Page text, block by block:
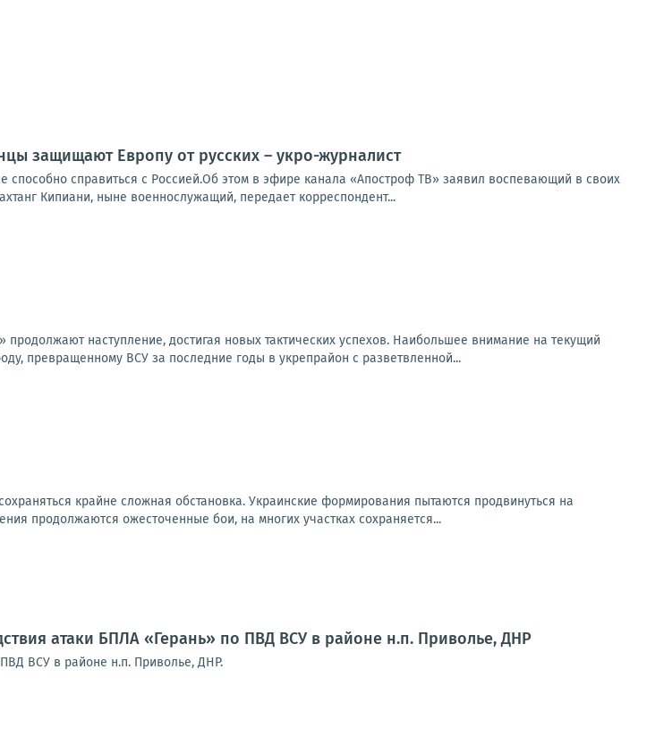
защищают Европу от русских – укро-журналист
способно справиться с Россией.Об этом в эфире канала «Апостроф ТВ» заявил воспевающий в своих
Кипиани, ныне военнослужащий, передает корреспондент...
наступление, достигая новых тактических успехов. Наибольшее внимание на текущий
превращенному ВСУ за последние годы в укрепрайон с разветвленной...
крайне сложная обстановка. Украинские формирования пытаются продвинуться на
продолжаются ожесточенные бои, на многих участках сохраняется...
атаки БПЛА «Герань» по ПВД ВСУ в районе н.п. Приволье, ДНР
ВСУ в районе н.п. Приволье, ДНР.